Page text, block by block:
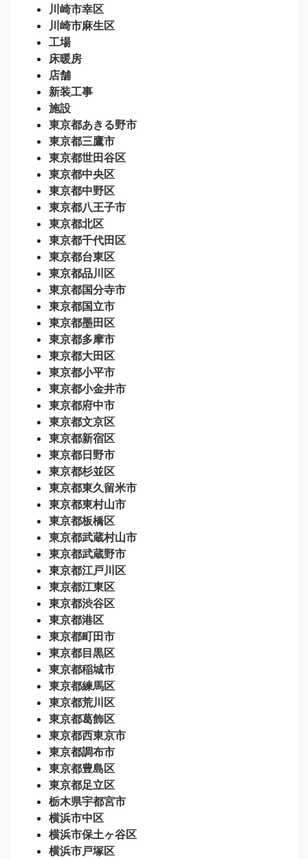
川崎市幸区
川崎市麻生区
工場
床暖房
店舗
新装工事
施設
東京都あきる野市
東京都三鷹市
東京都世田谷区
東京都中央区
東京都中野区
東京都八王子市
東京都北区
東京都千代田区
東京都台東区
東京都品川区
東京都国分寺市
東京都国立市
東京都墨田区
東京都多摩市
東京都大田区
東京都小平市
東京都小金井市
東京都府中市
東京都文京区
東京都新宿区
東京都日野市
東京都杉並区
東京都東久留米市
東京都東村山市
東京都板橋区
東京都武蔵村山市
東京都武蔵野市
東京都江戸川区
東京都江東区
東京都渋谷区
東京都港区
東京都町田市
東京都目黒区
東京都稲城市
東京都練馬区
東京都荒川区
東京都葛飾区
東京都西東京市
東京都調布市
東京都豊島区
東京都足立区
栃木県宇都宮市
横浜市中区
横浜市保土ヶ谷区
横浜市戸塚区